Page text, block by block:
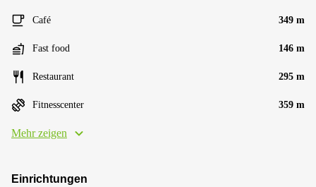
Café 349 m
Fast food 146 m
Restaurant 295 m
Fitnesscenter 359 m
Mehr zeigen
Einrichtungen